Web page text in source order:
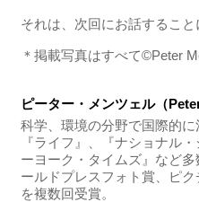
それは、次回にお話すること
＊掲載写真はすべて©Peter
ピーター・メンツェル（
科学、環境の分野で国際的に
『ライフ』、『ナショナル
ーヨーク・タイムズ』など
ールドプレスフォト賞、ピ
を複数回受賞。